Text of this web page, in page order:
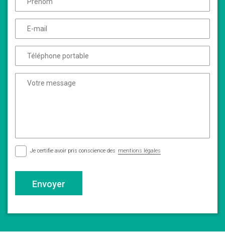
Je certifie avoir pris conscience des mentions légales
Envoyer